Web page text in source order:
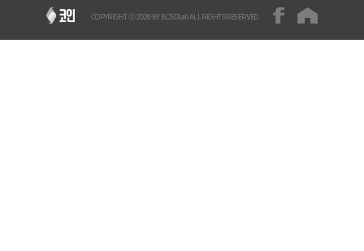
COPYRIGHT ⓒ2026BY BCSDLab ALL RIGHTS RESERVED.